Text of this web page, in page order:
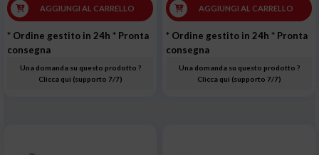
AGGIUNGI AL CARRELLO
* Ordine gestito in 24h * Pronta
consegna
Una domanda su questo prodotto ?
Clicca qui (supporto 7/7)
AGGIUNGI AL CARRELLO
* Ordine gestito in 24h * Pronta
consegna
Una domanda su questo prodotto ?
Clicca qui (supporto 7/7)